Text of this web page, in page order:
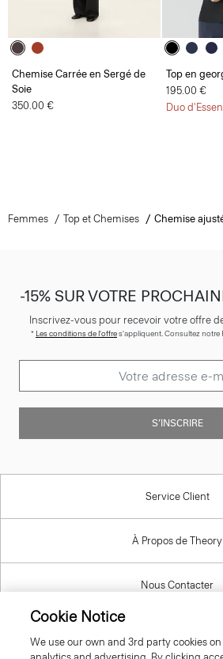
Chemise Carrée en Sergé de
Soie
350.00 €
Top en
195.00 €
Duo
Femmes Top et Chemises Chemise
-15% SUR VOTRE
Inscrivez-vous pour recevoir votre offre
* Les conditions de l'offres'appliquent. Consultez notre
S’INSCRIRE
Service Client
À Propos de Theory
Nous Contacter
Cookie Notice
We use our own and 3rd party cookies